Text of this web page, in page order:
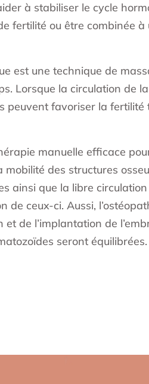
à stabiliser le cycle
fertilité ou être combinée
est une technique de
Lorsque la circulation de
peuvent favoriser la
manuelle efficace
mobilité des structures
ainsi que la libre
de ceux-ci. Aussi,
et de l’implantation de
seront équilibrées.